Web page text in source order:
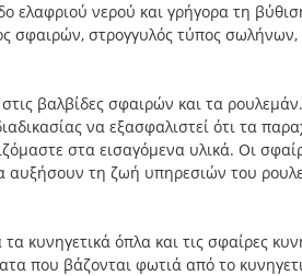
ελαφριού νερού και γρήγορα τη
σφαιρών, στρογγυλός τύπος
βαλβίδες σφαιρών και τα
να εξασφαλιστεί ότι τα
στα εισαγόμενα υλικά. Οι
αυξήσουν τη ζωή υπηρεσιών του
κυνηγετικά όπλα και τις σφαίρες
βάζονται φωτιά από το